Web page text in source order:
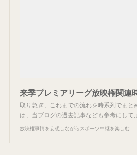
来季プレミアリーグ放映権関連
取り急ぎ、これまでの流れを時系列でまと
は、当ブログの過去記事なども参考にして
放映権事情を妄想しながらスポーツ中継を楽しむ